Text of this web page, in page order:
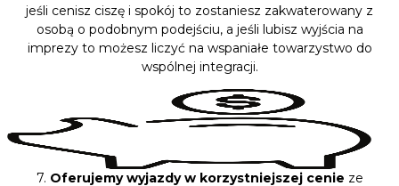
jeśli cenisz ciszę i spokój to zostaniesz zakwaterowany z
osobą o podobnym podejściu, a jeśli lubisz wyjścia na
imprezy to możesz liczyć na wspaniałe towarzystwo do
wspólnej integracji.
7. Oferujemy wyjazdy w korzystniejszej cenie ze